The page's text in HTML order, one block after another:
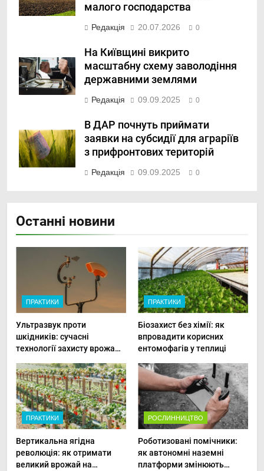
малого господарства
Редакція 20.07.2026 0
На Київщині викрито
масштабну схему заволодіння
державними землями
Редакція 09.09.2025 0
В ДАР почнуть приймати
заявки на субсидії для аграріїв
з прифронтових територій
Редакція 09.09.2025 0
Останні новини
ПРАКТИКИ
Ультразвук проти
шкідників: сучасні
технології захисту врожаю
ПРАКТИКИ
Біозахист без хімії: як
впровадити корисних
ентомофагів у теплиці
ПРАКТИКИ
Вертикальна ягідна
революція: як отримати
великий врожай на
РОСЛИННИЦТВО
Роботизовані помічники:
як автономні наземні
платформи змінюють